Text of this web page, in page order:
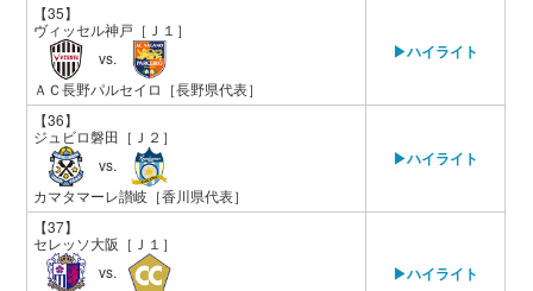
【35】
ヴィッセル神戸 ［Ｊ１］
vs.
ＡＣ長野パルセイロ ［長野県代表］
▶ハイライト
【36】
ジュビロ磐田 ［Ｊ２］
vs.
カマタマーレ讃岐 ［香川県代表］
▶ハイライト
【37】
セレッソ大阪 ［Ｊ１］
vs.
▶ハイライト